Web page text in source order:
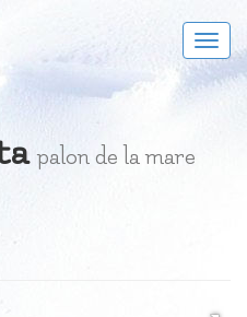
al
menu
palon de la mare